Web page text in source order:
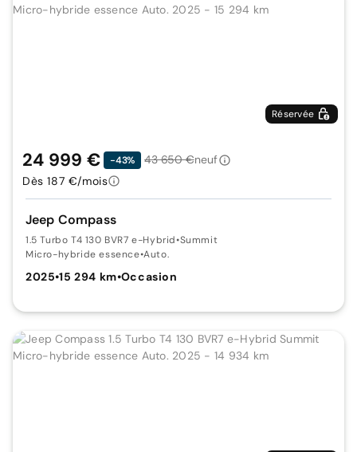
Réservée
Jeep Compass
1.5 Turbo T4 130 BVR7 e-Hybrid•Summit
Micro-hybride essence•Auto.
2025•15 294 km•Occasion
24 999 € -43% 43 650 €neuf
Dès 187 €/mois